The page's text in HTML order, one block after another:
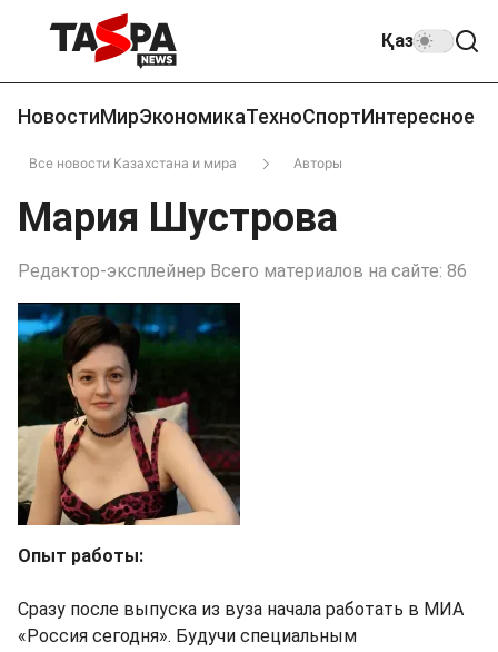
Қаз
НовостиМирЭкономикаТехноСпортИнтересное
Все новости Казахстана и мира Авторы
Мария Шустрова
Редактор-эксплейнер Всего материалов на сайте: 86
Опыт работы:
Сразу после выпуска из вуза начала работать в МИА
«Россия сегодня». Будучи специальным